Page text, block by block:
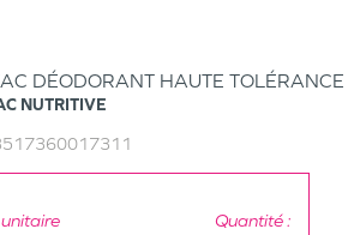
DÉODORANT HAUTE
NUTRITIVE
Quantité :